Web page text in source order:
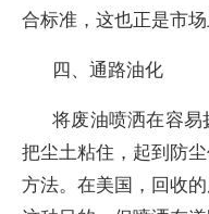
合标准，这也正是市
四、通路油化
将废油喷洒在容
把尘土粘住，起到防
方法。在美国，回收